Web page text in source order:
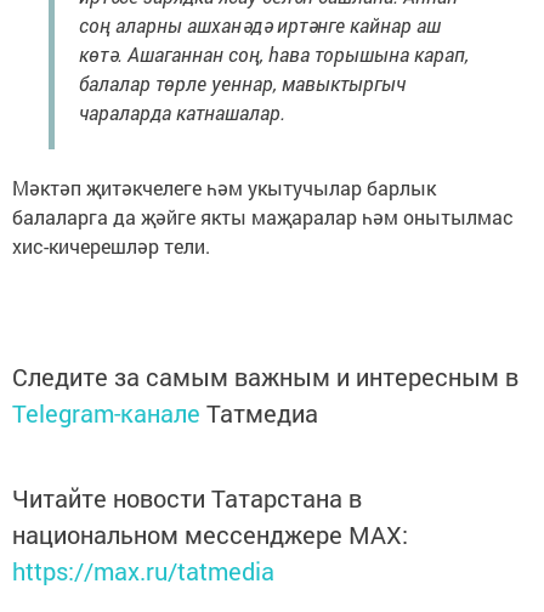
соң аларны ашханәдә иртәнге кайнар аш
көтә. Ашаганнан соң, һава торышына карап,
балалар төрле уеннар, мавыктыргыч
чараларда катнашалар.
Мәктәп җитәкчелеге һәм укытучылар барлык
балаларга да җәйге якты маҗаралар һәм онытылмас
хис-кичерешләр тели.
Следите за самым важным и интересным в
Telegram-канале Татмедиа
Читайте новости Татарстана в
национальном мессенджере MАХ:
https://max.ru/tatmedia